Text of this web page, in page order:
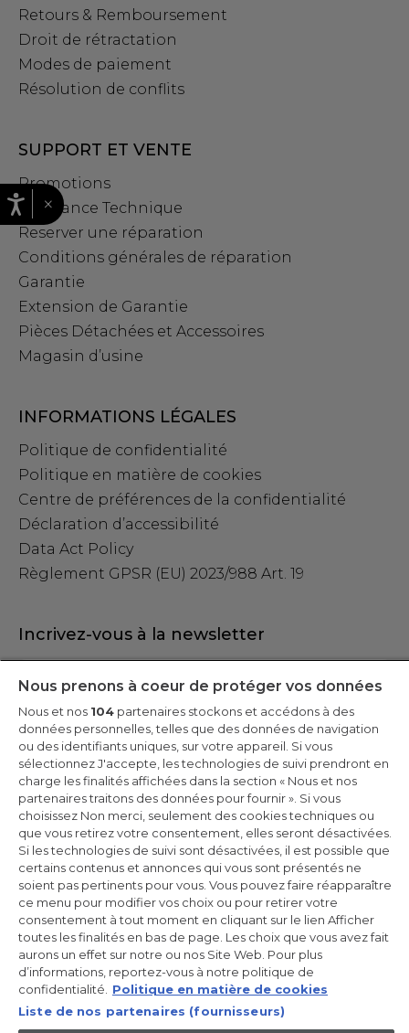
Retours & Remboursement
Droit de rétractation
Modes de paiement
Résolution de conflits
SUPPORT ET VENTE
Promotions
Assistance Technique
Reserver une réparation
Conditions générales de réparation
Garantie
Extension de Garantie
Pièces Détachées et Accessoires
Magasin d’usine
INFORMATIONS LÉGALES
Politique de confidentialité
Politique en matière de cookies
Centre de préférences de la confidentialité
Déclaration d’accessibilité
Data Act Policy
Règlement GPSR (EU) 2023/988 Art. 19
Incrivez-vous à la newsletter
première commande
CANDY HOOVER GROUP S.r.I. - Associé unique - SIÈGE SOCIAL :
Via Comolli, 57 - 20861 Brugherio (MB) - Italie - SIÈGES
ADMINISTRATIFS : Via Privata Eden Fumagalli snc - 20861
Brugherio (MB) et Via Trento n. 20/A-22 - 20871 Vimercate (MB) -
Italie - Tél. : +39.039.2086.1 - Fax : +39.039.2086.237 - Capital social
35 000 000,00 € iv - Cod. Code fiscal et numéro d'inscription au
registre du commerce de Milan-Monza-Brianza-Lodi 04666310158
- Numéro de TVA 00786860965 - Numéro REA : MB-1033934 -
Autorisation IT AEOF 211870 - Société soumise aux activités de
gestion et de coordination de Candy S.p.A.
FR / Français
×
Nous prenons à coeur de protéger vos données
Nous et nos 104 partenaires stockons et accédons à des
données personnelles, telles que des données de navigation
ou des identifiants uniques, sur votre appareil. Si vous
sélectionnez J'accepte, les technologies de suivi prendront en
charge les finalités affichées dans la section « Nous et nos
partenaires traitons des données pour fournir ». Si vous
choisissez Non merci, seulement des cookies techniques ou
que vous retirez votre consentement, elles seront désactivées.
Si les technologies de suivi sont désactivées, il est possible que
certains contenus et annonces qui vous sont présentés ne
soient pas pertinents pour vous. Vous pouvez faire réapparaître
ce menu pour modifier vos choix ou pour retirer votre
consentement à tout moment en cliquant sur le lien Afficher
toutes les finalités en bas de page. Les choix que vous avez fait
aurons un effet sur notre ou nos Site Web. Pour plus
d’informations, reportez-vous à notre politique de
confidentialité.
Politique en matière de cookies
Liste de nos partenaires (fournisseurs)